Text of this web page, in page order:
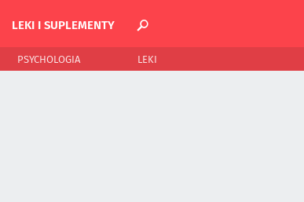
LEKI I SUPLEMENTY
PSYCHOLOGIA LEKI